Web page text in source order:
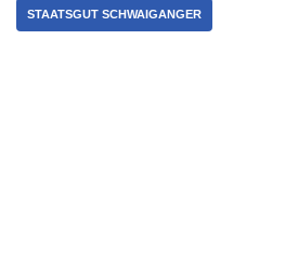
STAATSGUT SCHWAIGANGER